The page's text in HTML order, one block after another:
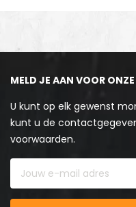
MELD JE AAN VOOR
U kunt op elk gewenst
kunt u de
voorwaarden.